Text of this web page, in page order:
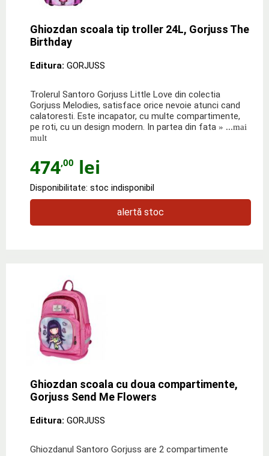
Ghiozdan scoala tip troller 24L, Gorjuss The
Birthday
Editura: GORJUSS
Trolerul Santoro Gorjuss Little Love din colectia
Gorjuss Melodies, satisface orice nevoie atunci cand
calatoresti. Este incapator, cu multe compartimente,
pe roti, cu un design modern. In partea din fata » ...mai
mult
474,00 lei
Disponibilitate: stoc indisponibil
alertă stoc
Ghiozdan scoala cu doua compartimente,
Gorjuss Send Me Flowers
Editura: GORJUSS
Ghiozdanul Santoro Gorjuss are 2 compartimente